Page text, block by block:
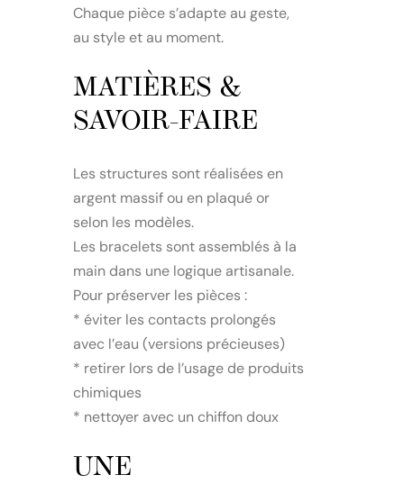
Chaque pièce s’adapte au geste,
au style et au moment.
MATIÈRES &
SAVOIR-FAIRE
Les structures sont réalisées en
argent massif ou en plaqué or
selon les modèles.
Les bracelets sont assemblés à la
main dans une logique artisanale.
Pour préserver les pièces :
* éviter les contacts prolongés
avec l’eau (versions précieuses)
* retirer lors de l’usage de produits
chimiques
* nettoyer avec un chiffon doux
UNE